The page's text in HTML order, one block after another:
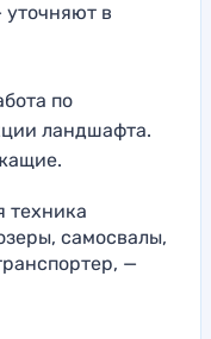
в
по
ландшафта.
техника
самосвалы,
—